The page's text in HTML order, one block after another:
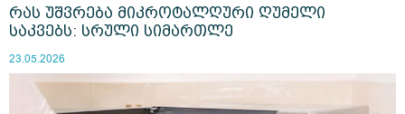
რას უშვრება მიკროტალღური ღუმელი
საკვებს: სრული სიმართლე
23.05.2026